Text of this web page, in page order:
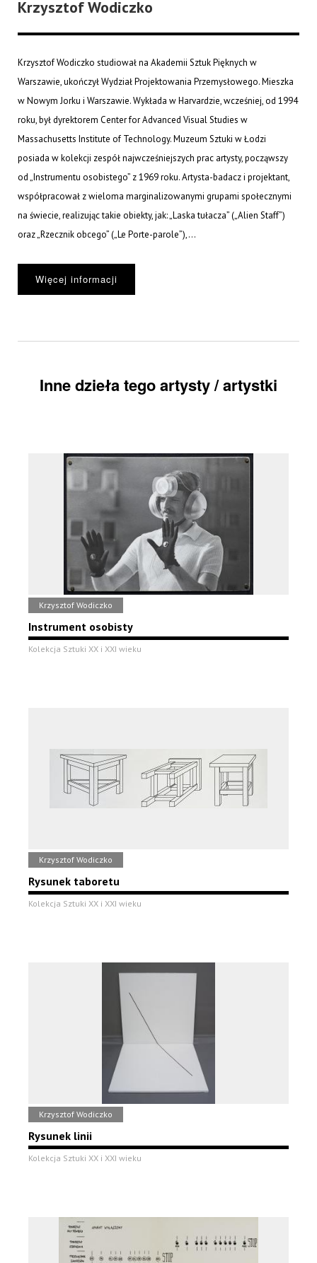
Krzysztof Wodiczko
Krzysztof Wodiczko studiował na Akademii Sztuk Pięknych w
Warszawie, ukończył Wydział Projektowania Przemysłowego. Mieszka
w Nowym Jorku i Warszawie. Wykłada w Harvardzie, wcześniej, od 1994
roku, był dyrektorem Center for Advanced Visual Studies w
Massachusetts Institute of Technology. Muzeum Sztuki w Łodzi
posiada w kolekcji zespół najwcześniejszych prac artysty, począwszy
od „Instrumentu osobistego” z 1969 roku. Artysta-badacz i projektant,
współpracował z wieloma marginalizowanymi grupami społecznymi
na świecie, realizując takie obiekty, jak: „Laska tułacza” („Alien Staff”)
oraz „Rzecznik obcego” („Le Porte-parole”),...
Więcej informacji
Inne dzieła tego artysty / artystki
Krzysztof Wodiczko
Instrument osobisty
Kolekcja Sztuki XX i XXI wieku
Krzysztof Wodiczko
Rysunek taboretu
Kolekcja Sztuki XX i XXI wieku
Krzysztof Wodiczko
Rysunek linii
Kolekcja Sztuki XX i XXI wieku